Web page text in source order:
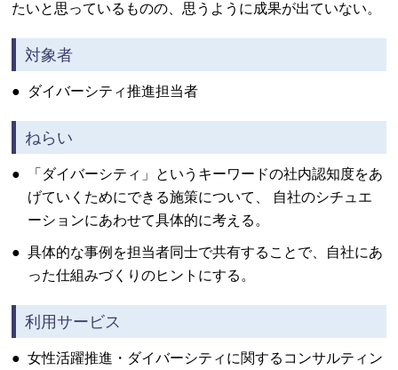
たいと思っているものの、思うように成果が出ていない。
対象者
● ダイバーシティ推進担当者
ねらい
●
「ダイバーシティ」というキーワードの社内認知度をあ
げていくためにできる施策について、 自社のシチュエ
ーションにあわせて具体的に考える。
● 具体的な事例を担当者同士で共有することで、自社にあ
った仕組みづくりのヒントにする。
利用サービス
● 女性活躍推進・ダイバーシティに関するコンサルティン